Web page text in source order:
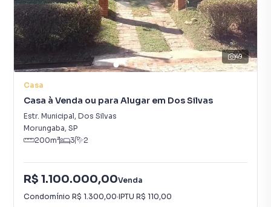
49
Casa
Casa à Venda ou para Alugar em Dos Silvas
Estr. Municipal, Dos Silvas
Morungaba, SP
200m² 3 2
R$ 1.100.000,00Venda
Condomínio R$ 1.300,00·IPTU R$ 110,00